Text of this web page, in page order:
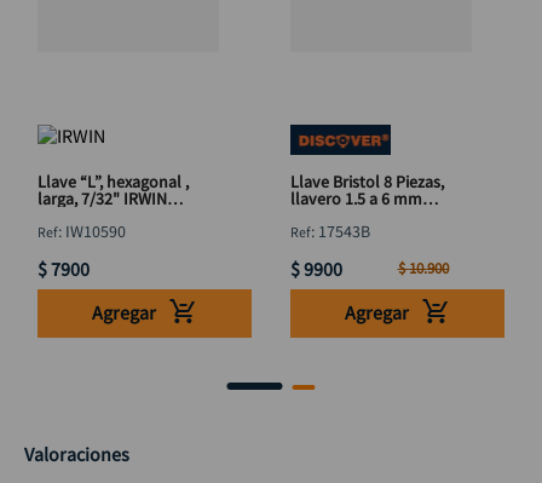
Llave “L”, hexagonal ,
larga, 7/32" IRWIN
: IW10590
$7900
Agregar
Llave Bristol 8 Piezas,
llavero 1.5 a 6 mm
: 17543B
$9900 $10.900
Agregar
Valoraciones